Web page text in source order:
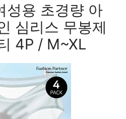
성용 초경량 아
심리스 무봉제
4P / M~XL